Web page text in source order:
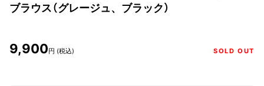
ブラウス（グレージュ、ブラック）
9,900円 (税込) SOLD OUT